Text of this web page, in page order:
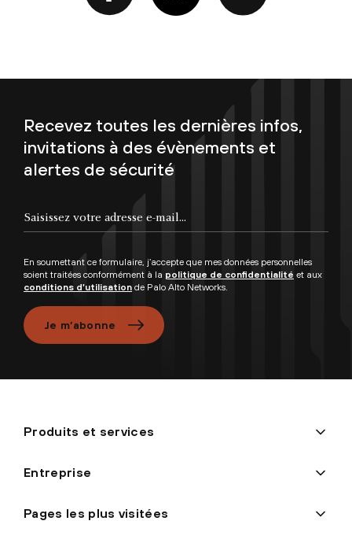
Recevez toutes les dernières infos,
invitations à des évènements et
alertes de sécurité
En soumettant ce formulaire, j’accepte que mes données personnelles
soient traitées conformément à la politique de confidentialité et aux
conditions d’utilisation de Palo Alto Networks.
Je m’abonne
Produits et services
Entreprise
Pages les plus visitées